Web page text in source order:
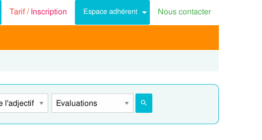
Tarif /Inscription Espace adhérent Nous contacter